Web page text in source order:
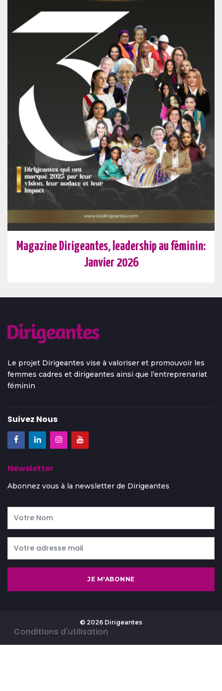
Magazine Dirigeantes, leadership au féminin:
Janvier 2026
Le projet Dirigeantes vise à valoriser et promouvoir les
femmes cadres et dirigeantes ainsi que l’entreprenariat
féminin
Suivez Nous
Newsletter
Abonnez vous à la newsletter de Dirigeantes
JE M'ABONNE
© 2026 Dirigeantes
Conditions d'utilisation